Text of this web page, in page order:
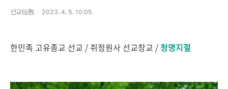
선교仙敎 2023. 4. 5. 10:05
한민족 고유종교 선교 / 취정원사 선교창교 / 청명지절